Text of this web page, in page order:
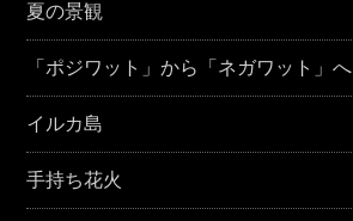
夏の景観
「ポジワット」から「ネガワット」へ
イルカ島
手持ち花火